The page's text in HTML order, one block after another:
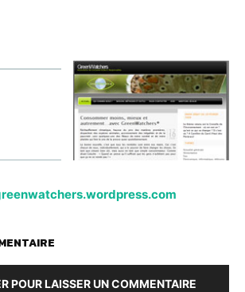
POUR LAISSER UN COMMENTAIRE